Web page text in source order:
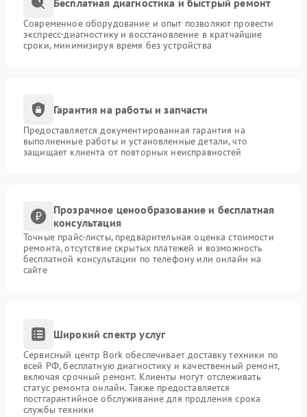
Современное оборудование и опыт позволяют провести
экспресс-диагностику и восстановление в кратчайшие
сроки, минимизируя время без устройства
Гарантия на работы и запчасти
Предоставляется документированная гарантия на
выполненные работы и установленные детали, что
защищает клиента от повторных неисправностей
Прозрачное ценообразование и бесплатная
консультация
Точные прайс-листы, предварительная оценка стоимости
ремонта, отсутствие скрытых платежей и возможность
бесплатной консультации по телефону или онлайн на
сайте
Широкий спектр услуг
Сервисный центр Bork обеспечивает доставку техники по
всей РФ, бесплатную диагностику и качественный ремонт,
включая срочный ремонт. Клиенты могут отслеживать
статус ремонта онлайн. Также предоставляется
постгарантийное обслуживание для продления срока
службы техники